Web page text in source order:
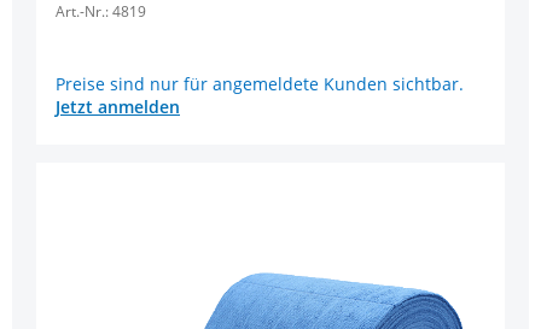
Art.-Nr.: 4819
Preise sind nur für angemeldete Kunden sichtbar.
Jetzt anmelden